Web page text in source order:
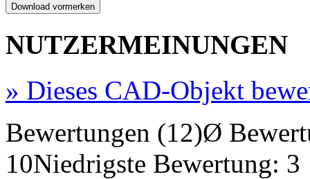
NUTZERMEINUNGEN
» Dieses CAD-Objekt
Bewertungen (12)Ø
10Niedrigste Bewertung: 3